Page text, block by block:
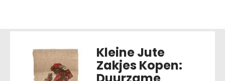
Kleine Jute
Zakjes Kopen: